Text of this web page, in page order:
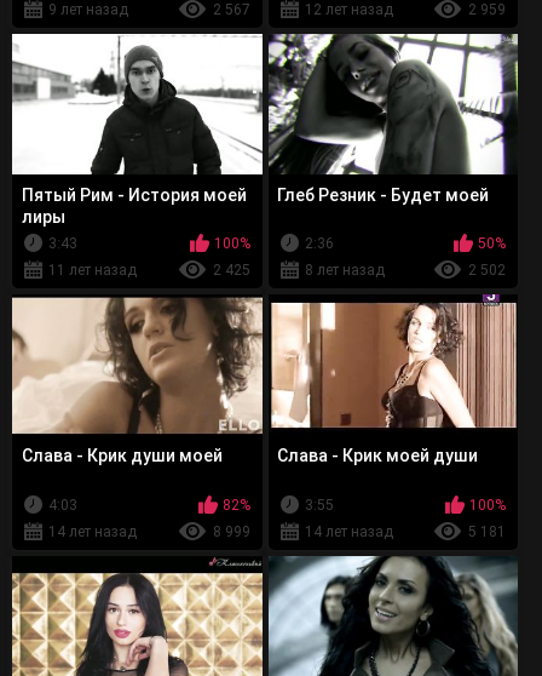
9 лет назад
2 567
12 лет назад
2 959
Пятый Рим - История моей
лиры
3:43
100%
11 лет назад
2 425
Глеб Резник - Будет моей
2:36
50%
8 лет назад
2 502
Слава - Крик души моей
4:03
82%
14 лет назад
8 999
Слава - Крик моей души
3:55
100%
14 лет назад
5 181